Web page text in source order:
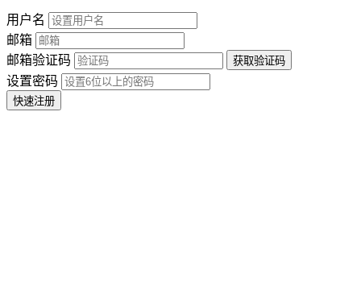
用户名
邮箱
邮箱验证码
设置密码